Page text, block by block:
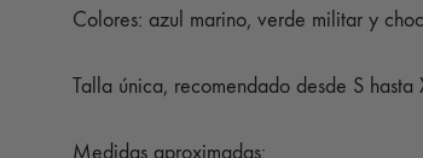
Colores: azul marino, verde militar y
Talla única, recomendado desde S hasta
Medidas aproximadas: